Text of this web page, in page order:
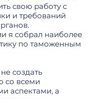
свою работу с
и требований
я собрал наиболее
по таможенным
создать
со всеми
аспектами, а